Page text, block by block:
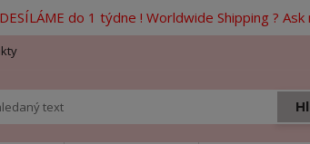
do 1 týdne ! Worldwide Shipping ?